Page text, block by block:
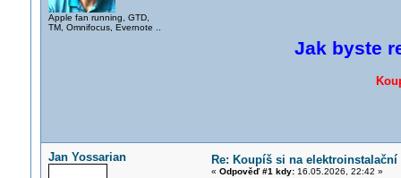
Apple fan running, GTD,
TM, Omnifocus, Evernote ..
Jak byste
Jan Yossarian Re: Koupíš si na
« Odpověď #1 kdy:16.05.2026, 22:42 »